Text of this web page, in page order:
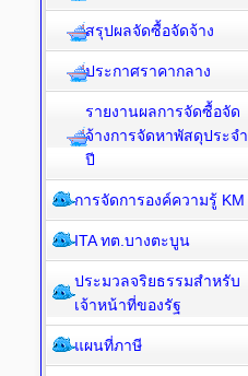
สรุปผลจัดซื้อจัดจ้าง
ประกาศราคากลาง
รายงานผลการจัดซื้อจัด
จ้างการจัดหาพัสดุประจำ
ปี
การจัดการองค์ความรู้ KM
ITA ทต.บางตะบูน
ประมวลจริยธรรมสำหรับ
เจ้าหน้าที่ของรัฐ
แผนที่ภาษี